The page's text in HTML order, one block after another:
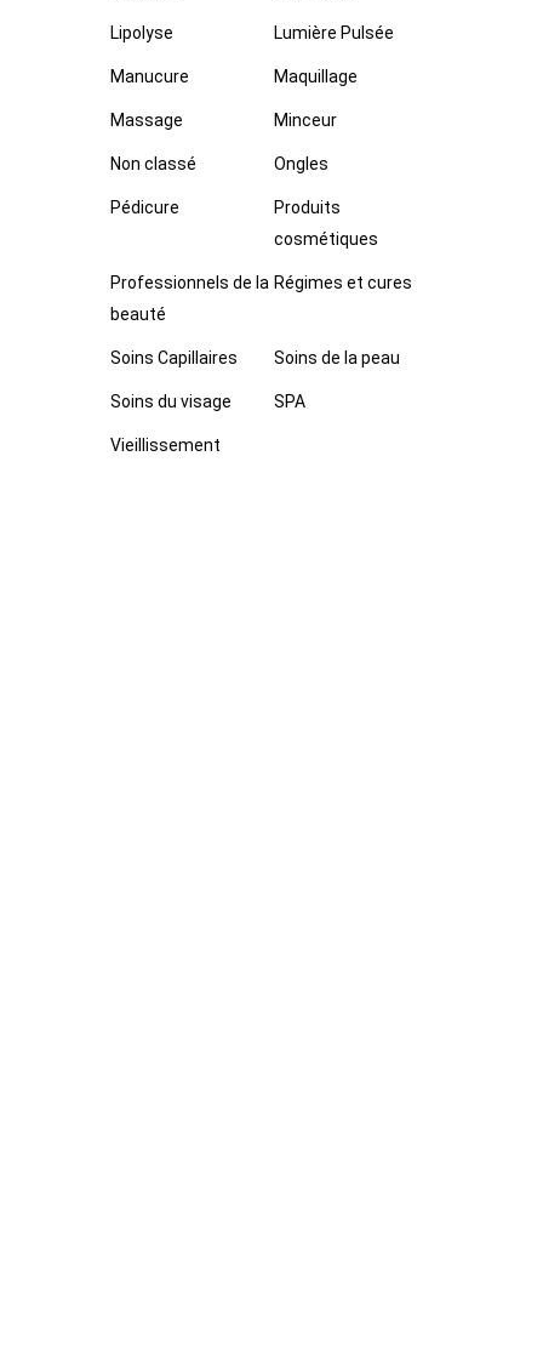
Lipolyse Lumière Pulsée
Manucure Maquillage
Massage Minceur
Non classé Ongles
Pédicure
Produits
cosmétiques
Professionnels de la
beauté
Régimes et cures
Soins Capillaires Soins de la peau
Soins du visage SPA
Vieillissement